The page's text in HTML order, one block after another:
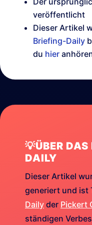
veröffentlicht
Dieser Artikel
Briefing-Daily
du hier
💡ÜBER
DAILY
Dieser Artikel
generiert und ist
Daily der Pickert
ständigen